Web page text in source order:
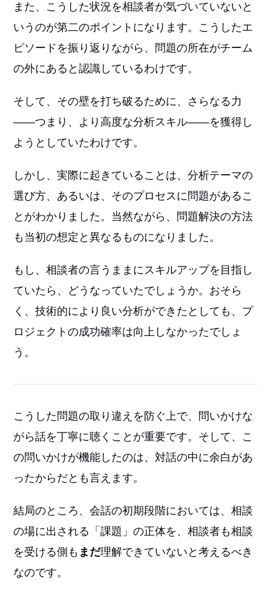
また、こうした状況を相談者が気づいていないと
いうのが第二のポイントになります。こうしたエ
ピソードを振り返りながら、問題の所在がチーム
の外にあると認識しているわけです。
そして、その壁を打ち破るために、さらなる力
――つまり、より高度な分析スキル――を獲得し
ようとしていたわけです。
しかし、実際に起きていることは、分析テーマの
選び方、あるいは、そのプロセスに問題があるこ
とがわかりました。当然ながら、問題解決の方法
も当初の想定と異なるものになりました。
もし、相談者の言うままにスキルアップを目指し
ていたら、どうなっていたでしょうか。おそら
く、技術的により良い分析ができたとしても、プ
ロジェクトの成功確率は向上しなかったでしょ
う。
こうした問題の取り違えを防ぐ上で、問いかけな
がら話を丁寧に聴くことが重要です。そして、こ
の問いかけが機能したのは、対話の中に余白があ
ったからだとも言えます。
結局のところ、会話の初期段階においては、相談
の場に出される「課題」の正体を、相談者も相談
を受ける側も まだ理解できていないと考えるべき
なのです。